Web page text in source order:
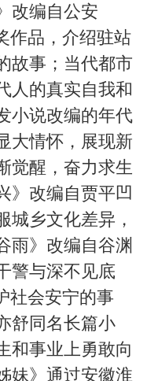
改编自公安
作品，介绍驻站
故事；当代都市
人的真实自我和
小说改编的年代
大情怀，展现新
觉醒，奋力求生
》改编自贾平凹
城乡文化差异，
雨》改编自谷渊
警与深不见底
社会安宁的事
舒同名长篇小
和事业上勇敢向
妹》通过安徽淮